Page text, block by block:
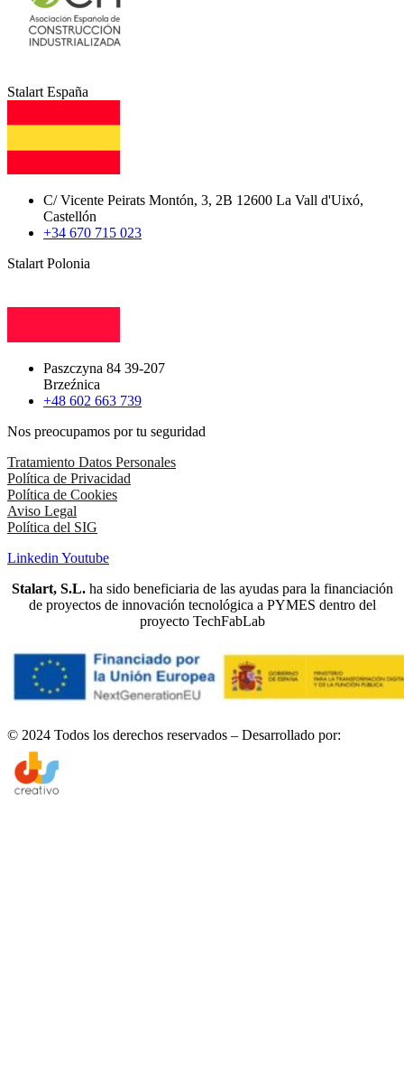
Stalart España
C/ Vicente Peirats Montón, 3, 2B 12600 La Vall d'Uixó,
Castellón
+34 670 715 023
Stalart Polonia
Paszczyna 84 39-207
Brzeźnica
+48 602 663 739
Nos preocupamos por tu seguridad
Tratamiento Datos Personales
Política de Privacidad
Política de Cookies
Aviso Legal
Política del SIG
Linkedin Youtube
Stalart, S.L.ha sido beneficiaria de las ayudas para la financiación
de proyectos de innovación tecnológica a PYMES dentro del
proyecto TechFabLab
© 2024 Todos los derechos reservados – Desarrollado por: